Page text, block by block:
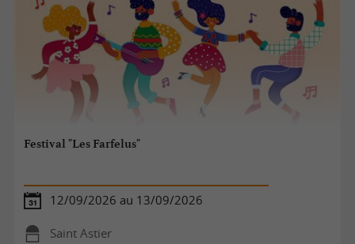
Festival "Les Farfelus"
12/09/2026 au 13/09/2026
Saint Astier